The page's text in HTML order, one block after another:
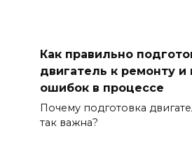
Как правильно
двигатель к ремонту и
ошибок в процессе
Почему подготовка
так важна?